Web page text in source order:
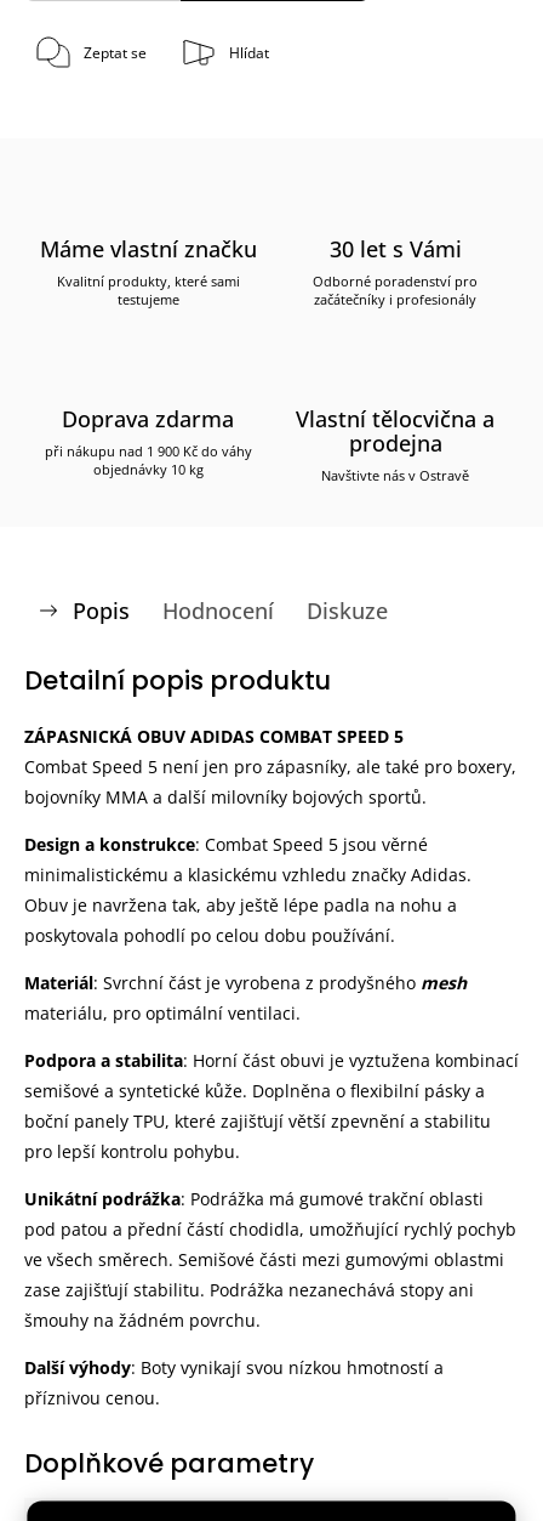
Zeptat se Hlídat
Máme vlastní značku
Kvalitní produkty, které sami
testujeme
30 let s Vámi
Odborné poradenství pro
začátečníky i profesionály
Doprava zdarma
při nákupu nad 1 900 Kč do váhy
objednávky 10 kg
Vlastní tělocvična a
prodejna
Navštivte nás v Ostravě
Popis Hodnocení Diskuze
Detailní popis produktu
ZÁPASNICKÁ OBUV ADIDAS COMBAT SPEED 5
Combat Speed 5 není jen pro zápasníky, ale také pro boxery,
bojovníky MMA a další milovníky bojových sportů.
Design a konstrukce: Combat Speed 5 jsou věrné
minimalistickému a klasickému vzhledu značky Adidas.
Obuv je navržena tak, aby ještě lépe padla na nohu a
poskytovala pohodlí po celou dobu používání.
Materiál: Svrchní část je vyrobena z prodyšného mesh
materiálu, pro optimální ventilaci.
Podpora a stabilita: Horní část obuvi je vyztužena kombinací
semišové a syntetické kůže. Doplněna o flexibilní pásky a
boční panely TPU, které zajišťují větší zpevnění a stabilitu
pro lepší kontrolu pohybu.
Unikátní podrážka: Podrážka má gumové trakční oblasti
pod patou a přední částí chodidla, umožňující rychlý pochyb
ve všech směrech. Semišové části mezi gumovými oblastmi
zase zajišťují stabilitu. Podrážka nezanechává stopy ani
šmouhy na žádném povrchu.
Další výhody: Boty vynikají svou nízkou hmotností a
příznivou cenou.
Doplňkové parametry